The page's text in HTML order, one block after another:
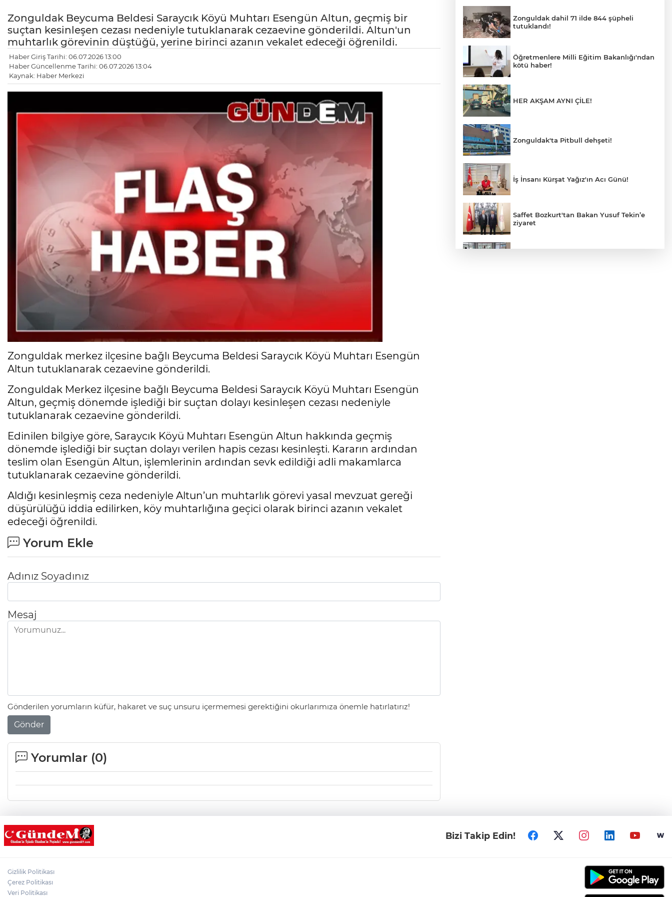
Zonguldak Beycuma Beldesi Saraycık Köyü Muhtarı Esengün Altun, geçmiş bir
suçtan kesinleşen cezası nedeniyle tutuklanarak cezaevine gönderildi. Altun'un
muhtarlık görevinin düştüğü, yerine birinci azanın vekalet edeceği öğrenildi.
Haber Giriş Tarihi: 06.07.2026 13:00
Haber Güncellenme Tarihi: 06.07.2026 13:04
Kaynak: Haber Merkezi
Zonguldak merkez ilçesine bağlı Beycuma Beldesi Saraycık Köyü Muhtarı Esengün
Altun tutuklanarak cezaevine gönderildi.
Zonguldak Merkez ilçesine bağlı Beycuma Beldesi Saraycık Köyü Muhtarı Esengün
Altun, geçmiş dönemde işlediği bir suçtan dolayı kesinleşen cezası nedeniyle
tutuklanarak cezaevine gönderildi.
Edinilen bilgiye göre, Saraycık Köyü Muhtarı Esengün Altun hakkında geçmiş
dönemde işlediği bir suçtan dolayı verilen hapis cezası kesinleşti. Kararın ardından
teslim olan Esengün Altun, işlemlerinin ardından sevk edildiği adli makamlarca
tutuklanarak cezaevine gönderildi.
Aldığı kesinleşmiş ceza nedeniyle Altun’un muhtarlık görevi yasal mevzuat gereği
düşürülüğü iddia edilirken, köy muhtarlığına geçici olarak birinci azanın vekalet
edeceği öğrenildi.
Yorum Ekle
Adınız Soyadınız
Mesaj
Gönderilen yorumların küfür, hakaret ve suç unsuru içermemesi gerektiğini okurlarımıza önemle hatırlatırız!
Gönder
Yorumlar (0)
Zonguldak dahil 71 ilde 844 şüpheli
tutuklandı!
Öğretmenlere Milli Eğitim Bakanlığı'ndan
kötü haber!
HER AKŞAM AYNI ÇİLE!
Zonguldak'ta Pitbull dehşeti!
İş İnsanı Kürşat Yağız'ın Acı Günü!
Saffet Bozkurt'tan Bakan Yusuf Tekin’e
ziyaret
Bizi Takip Edin!
Gizlilik Politikası
Çerez Politikası
Veri Politikası